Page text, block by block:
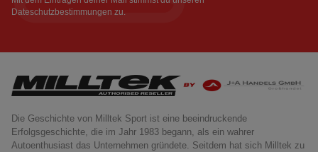
Dateschutzbestimmungen zu.
Die Geschichte von Milltek Sport ist eine beeindruckende
Erfolgsgeschichte, die im Jahr 1983 begann, als ein wahrer
Autoenthusiast das Unternehmen gründete. Seitdem hat sich Milltek zu